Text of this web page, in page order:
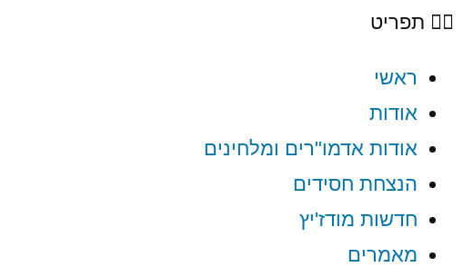
תפריט
ראשי
אודות
אודות אדמו"רים ומלחינים
הנצחת חסידים
חדשות מודז'יץ
מאמרים